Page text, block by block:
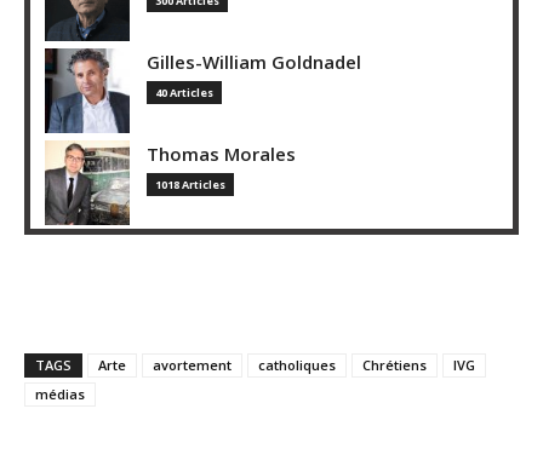
Gilles-William Goldnadel
40 Articles
Thomas Morales
1018 Articles
TAGS Arte avortement catholiques Chrétiens
IVG
médias